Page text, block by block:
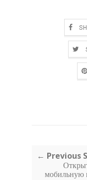
← Previous
мобильную